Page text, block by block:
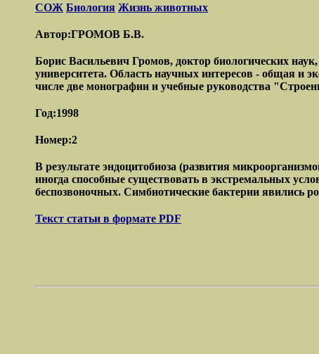
СОЖ Биология Жизнь животных
Автор:ГРОМОВ Б.В.
Борис Васильевич Громов, доктор биологических
университета. Область научных интересов - общая и
числе две монографии и учебные руководства
Год:1998
Номер:2
В результате эндоцитобиоза (развития
иногда способные существовать в экстремальных
беспозвоночных. Симбиотические бактерии явились
Текст статьи в формате PDF